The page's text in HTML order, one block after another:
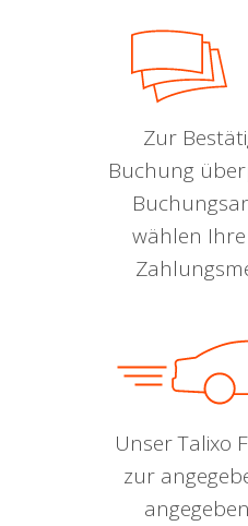
Zur
Buchung
wählen
Unser Talixo
zur